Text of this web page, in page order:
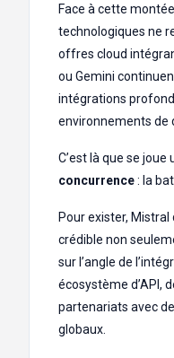
Face à cette
technologiques ne
offres cloud
ou Gemini
intégrations
environnements de
C’est là que se
concurrence: la
Pour exister,
crédible non
sur l’angle de
écosystème d’API,
partenariats avec
globaux.